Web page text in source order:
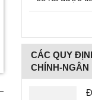
CÁC QUY
CHÍNH-NGÂN